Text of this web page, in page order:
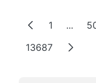
Pagina
1 ...
Pagina
13687